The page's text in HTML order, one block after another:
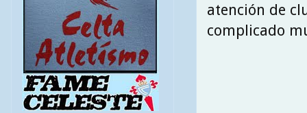
atención de
complicado